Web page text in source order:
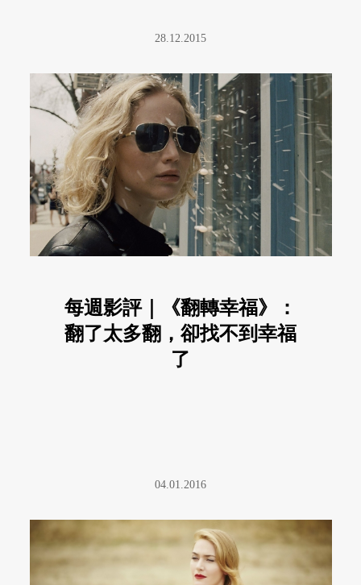
28.12.2015
每週影評｜《翻轉幸福》：
翻了太多翻，卻找不到幸福
了
04.01.2016